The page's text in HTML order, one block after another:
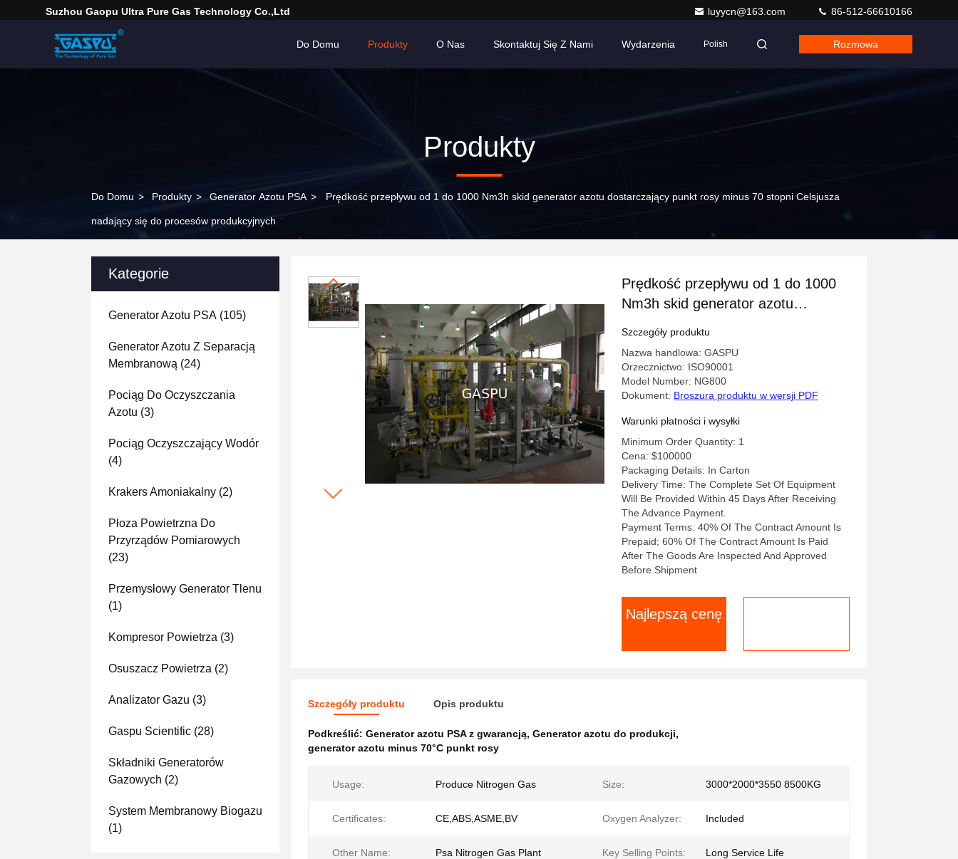
Suzhou Gaopu Ultra Pure Gas Technology Co.,Ltd luyycn@163.com 86-512-66610166
Do Domu Produkty O Nas Skontaktuj Się Z Nami Wydarzenia Polish Rozmowa
Produkty
Do Domu > Produkty > Generator Azotu PSA > Prędkość przepływu od 1 do 1000 Nm3h skid generator azotu dostarczający punkt rosy minus 70 stopni Celsjusza
nadający się do procesów produkcyjnych
Kategorie
Generator Azotu PSA (105)
Generator Azotu Z Separacją
Membranową (24)
Pociąg Do Oczyszczania
Azotu (3)
Pociąg Oczyszczający Wodór
(4)
Krakers Amoniakalny (2)
Płoza Powietrzna Do
Przyrządów Pomiarowych
(23)
Przemysłowy Generator Tlenu
(1)
Kompresor Powietrza (3)
Osuszacz Powietrza (2)
Analizator Gazu (3)
Gaspu Scientific (28)
Składniki Generatorów
Gazowych (2)
System Membranowy Biogazu
(1)
Prędkość przepływu od 1 do 1000
Nm3h skid generator azotu
procesów produkcyjnych
Szczegóły produktu
Nazwa handlowa: GASPU
Orzecznictwo: ISO90001
Model Number: NG800
Dokument: Broszura produktu w wersji PDF
Warunki płatności i wysyłki
Minimum Order Quantity: 1
Cena: $100000
Packaging Details: In Carton
Delivery Time: The Complete Set Of Equipment
Will Be Provided Within 45 Days After Receiving
The Advance Payment.
Payment Terms: 40% Of The Contract Amount Is
Prepaid; 60% Of The Contract Amount Is Paid
After The Goods Are Inspected And Approved
Before Shipment
Najlepszą cenę
Szczegóły produktu Opis produktu
Podkreślić: Generator azotu PSA z gwarancją, Generator azotu do produkcji,
generator azotu minus 70°C punkt rosy
Usage: Produce Nitrogen Gas Size: 3000*2000*3550 8500KG
Certificates: CE,ABS,ASME,BV Oxygen Analyzer: Included
Other Name: Psa Nitrogen Gas Plant Key Selling Points: Long Service Life